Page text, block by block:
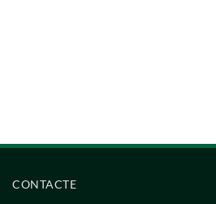
CONTACTE